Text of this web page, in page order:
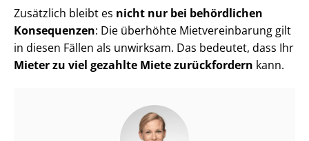
Zusätzlich bleibt es nicht nur bei behördlichen
Konsequenzen: Die überhöhte Miet­ver­ein­ba­rung gilt
in diesen Fällen als unwirksam. Das bedeutet, dass Ihr
Mieter zu viel gezahlte Miete zurückfordern kann.